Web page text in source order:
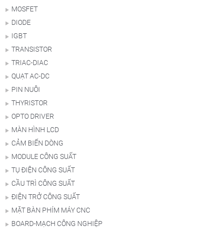
MOSFET
DIODE
IGBT
TRANSISTOR
TRIAC-DIAC
QUẠT AC-DC
PIN NUÔI
THYRISTOR
OPTO DRIVER
MÀN HÌNH LCD
CẢM BIẾN DÒNG
MODULE CÔNG SUẤT
TỤ ĐIỆN CÔNG SUẤT
CẦU TRÌ CÔNG SUẤT
ĐIỆN TRỞ CÔNG SUẤT
MẶT BÀN PHÍM MÁY CNC
BOARD-MẠCH CÔNG NGHIỆP